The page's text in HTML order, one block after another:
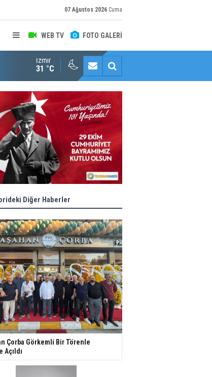
07 Ağustos 2026 Cuma
WEB TV FOTO GALERİ
Konaklı kadınların okuma azmi örnek oldu
İzmir
31 °C
Diğer Haberler
Çorba Görkemli Bir Törenle
Açıldı